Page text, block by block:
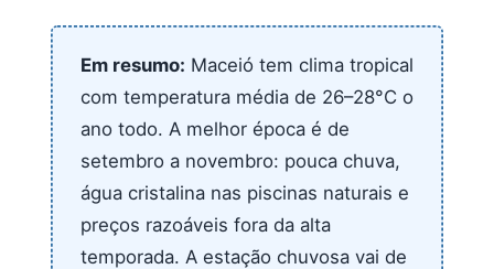
Em resumo: Maceió tem clima tropical
com temperatura média de 26–28°C o
ano todo. A melhor época é de
setembro a novembro: pouca chuva,
água cristalina nas piscinas naturais e
preços razoáveis fora da alta
temporada. A estação chuvosa vai de